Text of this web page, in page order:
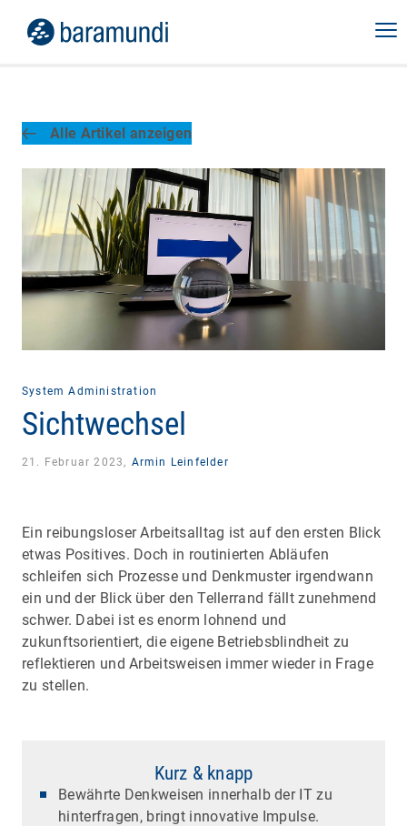
Alle Artikel anzeigen
System Administration
Sichtwechsel
21. Februar 2023, Armin Leinfelder
Ein reibungsloser Arbeitsalltag ist auf den ersten Blick
etwas Positives. Doch in routinierten Abläufen
schleifen sich Prozesse und Denkmuster irgendwann
ein und der Blick über den Tellerrand fällt zunehmend
schwer. Dabei ist es enorm lohnend und
zukunftsorientiert, die eigene Betriebsblindheit zu
reflektieren und Arbeitsweisen immer wieder in Frage
zu stellen.
Kurz & knapp
Bewährte Denkweisen innerhalb der IT zu
hinterfragen, bringt innovative Impulse.